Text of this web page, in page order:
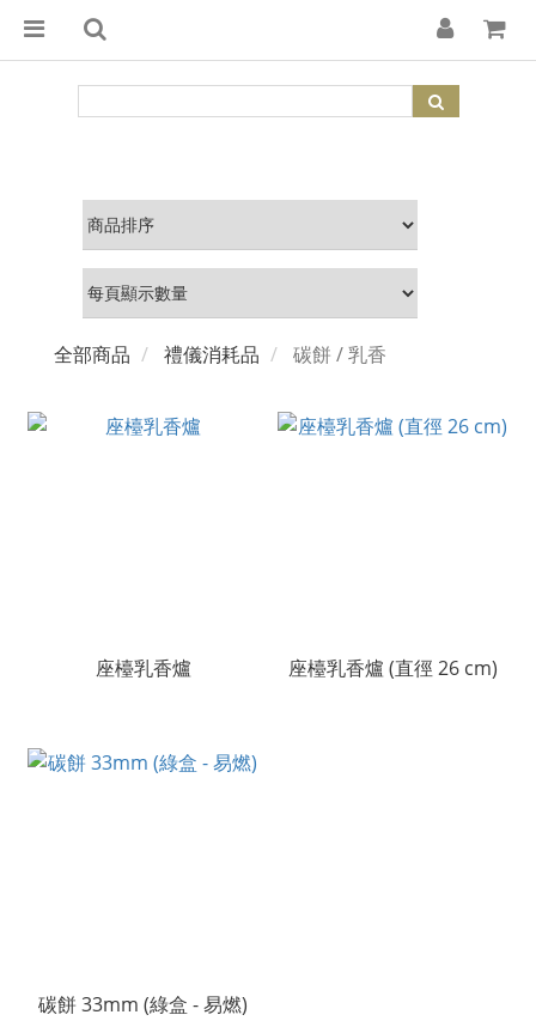
全部商品 禮儀消耗品 碳餅 / 乳香
座檯乳香爐 座檯乳香爐 (直徑 26 cm)
碳餅 33mm (綠盒 - 易燃)